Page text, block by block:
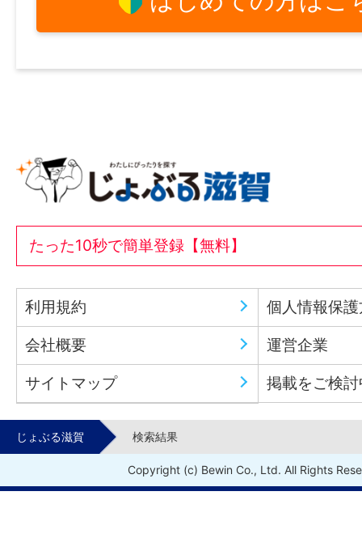
たった10秒で簡単登録【無料】
利用規約 個人情報保
会社概要 運営企業
サイトマップ 掲載をご検
じょぶる滋賀 検索結果
Copyright (c) Bewin Co., Ltd. All Rights